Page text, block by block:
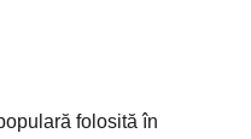
folosită în